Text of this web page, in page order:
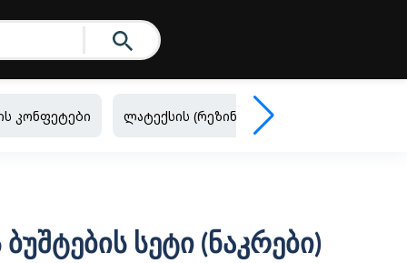
კონფეტები ლატექსის (რეზინის) ბუშტები
სეტი (ნაკრები)